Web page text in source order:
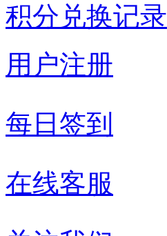
积分兑换记录
用户注册
每日签到
在线客服